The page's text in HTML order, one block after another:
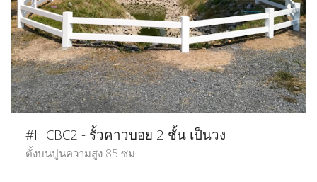
#H.CBC2 - รั้วคาวบอย 2 ชั้น เป็นวง
ตั้งบนปูนความสูง 85 ซม